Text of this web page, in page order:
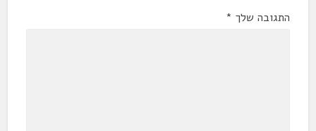
התגובה שלך *